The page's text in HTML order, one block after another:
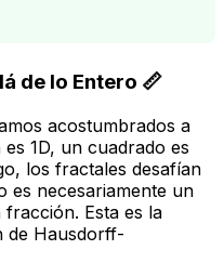
de lo Entero 📏
acostumbrados a
1D, un cuadrado es
los fractales desafían
es necesariamente un
Esta es la
de Hausdorff-